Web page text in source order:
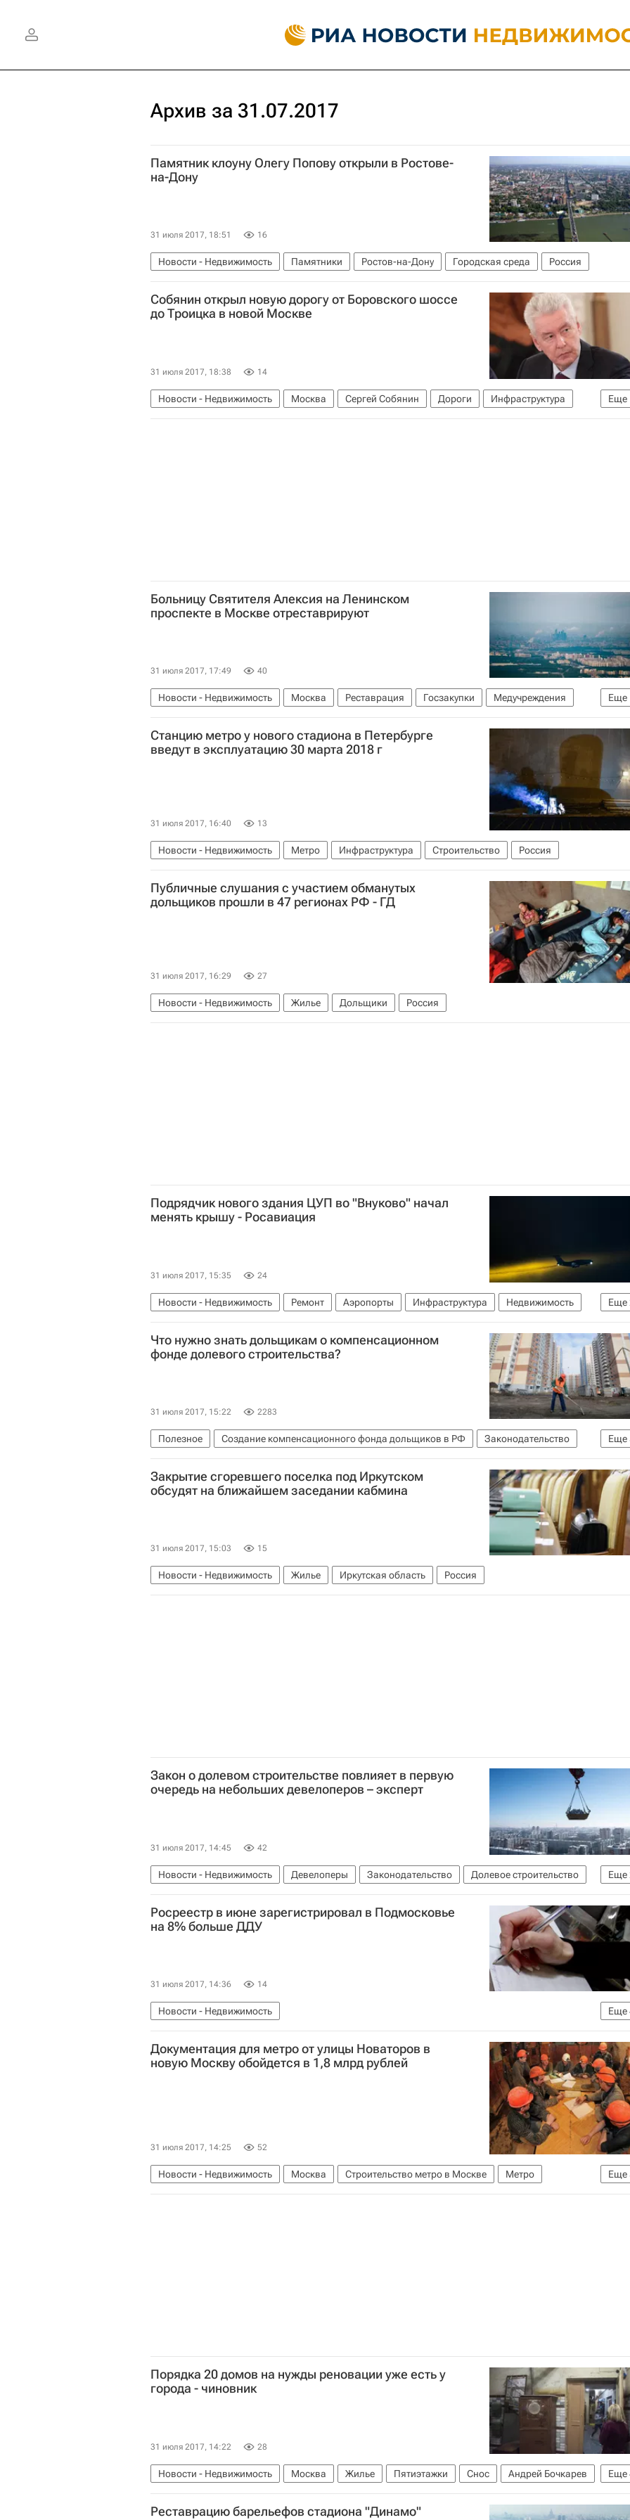
Архив за 31.07.2017
Памятник клоуну Олегу Попову открыли в Ростове-
на-Дону
31 июля 2017, 18:51 16
Новости - Недвижимость Памятники Ростов-на-Дону Городская среда Россия
Собянин открыл новую дорогу от Боровского шоссе
до Троицка в новой Москве
31 июля 2017, 18:38 14
Еще
Новости - Недвижимость Москва Сергей Собянин Дороги
Инфраструктура
Россия
Больницу Святителя Алексия на Ленинском
проспекте в Москве отреставрируют
31 июля 2017, 17:49 40
Еще
Новости - Недвижимость Москва Реставрация Госзакупки
Медучреждения
Россия
Станцию метро у нового стадиона в Петербурге
введут в эксплуатацию 30 марта 2018 г
31 июля 2017, 16:40 13
Новости - Недвижимость Метро Инфраструктура Строительство Россия
Публичные слушания с участием обманутых
дольщиков прошли в 47 регионах РФ - ГД
31 июля 2017, 16:29 27
Новости - Недвижимость Жилье Дольщики Россия
Подрядчик нового здания ЦУП во "Внуково" начал
менять крышу - Росавиация
31 июля 2017, 15:35 24
Еще
Новости - Недвижимость Ремонт Аэропорты Инфраструктура
Недвижимость
Московская область (Подмосковье)
Россия
Что нужно знать дольщикам о компенсационном
фонде долевого строительства?
31 июля 2017, 15:22 2283
Еще
Полезное Создание компенсационного фонда дольщиков в РФ
Законодательство
Жилье
Строительство Долевое строительство
Россия
Полезное – РИА Недвижимость
Закрытие сгоревшего поселка под Иркутском
обсудят на ближайшем заседании кабмина
31 июля 2017, 15:03 15
Новости - Недвижимость Жилье Иркутская область Россия
Закон о долевом строительстве повлияет в первую
очередь на небольших девелоперов – эксперт
31 июля 2017, 14:45 42
Еще
Новости - Недвижимость Девелоперы Законодательство
Долевое строительство
Создание компенсационного фонда дольщиков в РФ
Россия
Росреестр в июне зарегистрировал в Подмосковье
на 8% больше ДДУ
31 июля 2017, 14:36 14
Еще
Новости - Недвижимость
Федеральная служба государственной регистрации, кадастра и картографии (Росреестр)
Долевое строительство
Московская область (Подмосковье) Россия
Документация для метро от улицы Новаторов в
новую Москву обойдется в 1,8 млрд рублей
31 июля 2017, 14:25 52
Еще
Новости - Недвижимость Москва Строительство метро в Москве
Метро
Инфраструктура
Строительство Госзакупки Проектирование Россия
Порядка 20 домов на нужды реновации уже есть у
города - чиновник
31 июля 2017, 14:22 28
Еще
Новости - Недвижимость Москва Жилье Пятиэтажки Снос
Андрей Бочкарев
Строительство
Реновация Расселение пятиэтажек в Москве Россия
Реставрацию барельефов стадиона "Динамо"